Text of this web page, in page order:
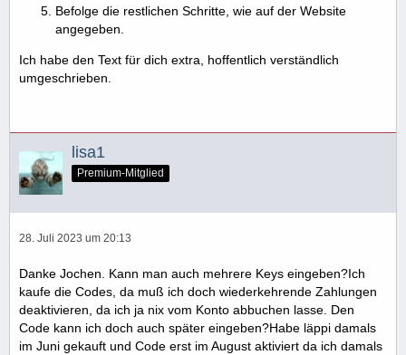
Befolge die restlichen Schritte, wie auf der Website
angegeben.
Ich habe den Text für dich extra, hoffentlich verständlich
umgeschrieben.
lisa1
Premium-Mitglied
28. Juli 2023 um 20:13
Danke Jochen. Kann man auch mehrere Keys eingeben?Ich
kaufe die Codes, da muß ich doch wiederkehrende Zahlungen
deaktivieren, da ich ja nix vom Konto abbuchen lasse. Den
Code kann ich doch auch später eingeben?Habe läppi damals
im Juni gekauft und Code erst im August aktiviert da ich damals